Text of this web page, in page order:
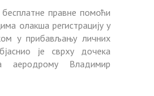
бесплатне правне помоћи
олакша регистрацију у
у прибављању личних
је сврху дочека
аеродрому Владимир